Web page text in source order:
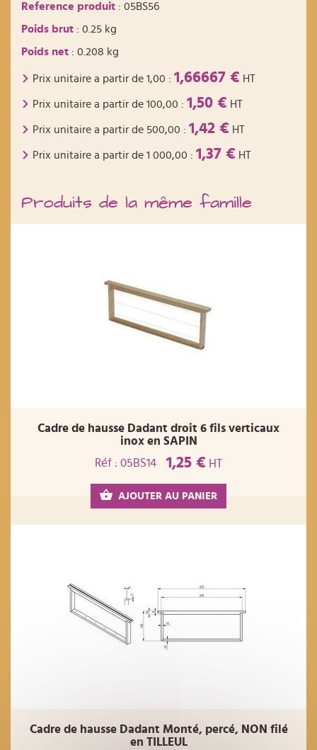
Reference produit : 05BS56
Poids brut : 0.25 kg
Poids net : 0.208 kg
Prix unitaire a partir de 1,00 : 1,66667 € HT
Prix unitaire a partir de 100,00 : 1,50 € HT
Prix unitaire a partir de 500,00 : 1,42 € HT
Prix unitaire a partir de 1 000,00 : 1,37 € HT
Produits de la même famille
Cadre de hausse Dadant droit 6 fils verticaux
inox en SAPIN
Réf : 05BS14
1,25 € HT
AJOUTER AU PANIER
Cadre de hausse Dadant Monté, percé, NON filé
en TILLEUL